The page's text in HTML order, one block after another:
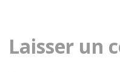
v
Laisser un